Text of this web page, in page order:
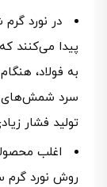
در نورد
پیدا می‌کنند
به فولاد،
سرد شمش‌های
تولید فشار
اغلب
روش نورد گرم